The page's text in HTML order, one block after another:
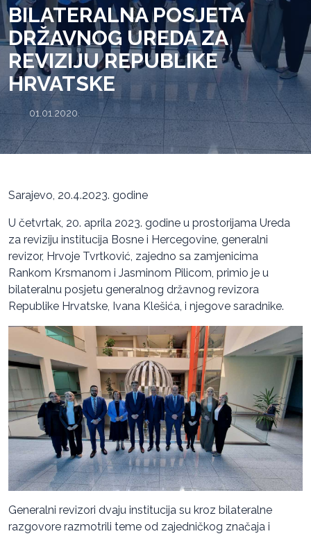
BILATERALNA POSJETA
DRŽAVNOG UREDA ZA
REVIZIJU REPUBLIKE
HRVATSKE
01.01.2020.
Sarajevo, 20.4.2023. godine
U četvrtak, 20. aprila 2023. godine u prostorijama Ureda
za reviziju institucija Bosne i Hercegovine, generalni
revizor, Hrvoje Tvrtković, zajedno sa zamjenicima
Rankom Krsmanom i Jasminom Pilicom, primio je u
bilateralnu posjetu generalnog državnog revizora
Republike Hrvatske, Ivana Klešića, i njegove saradnike.
Generalni revizori dvaju institucija su kroz bilateralne
razgovore razmotrili teme od zajedničkog značaja i